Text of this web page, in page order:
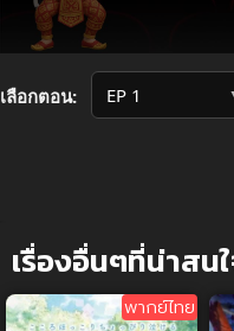
เลือกตอน:
เรื่องอื่นๆที่น่าสน
พากย์ไทย